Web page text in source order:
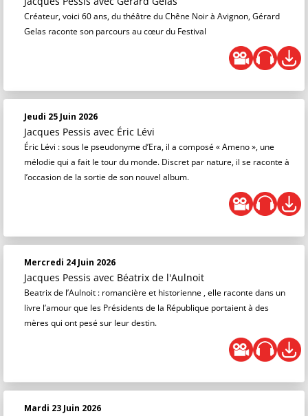
Créateur, voici 60 ans, du théâtre du Chêne Noir à Avignon, Gérard
Gelas raconte son parcours au cœur du Festival
Jeudi 25 Juin 2026
Jacques Pessis avec Éric Lévi
Éric Lévi : sous le pseudonyme d’Era, il a composé « Ameno », une
mélodie qui a fait le tour du monde. Discret par nature, il se raconte à
l’occasion de la sortie de son nouvel album.
Mercredi 24 Juin 2026
Jacques Pessis avec Béatrix de l'Aulnoit
Beatrix de l’Aulnoit : romancière et historienne , elle raconte dans un
livre l’amour que les Présidents de la République portaient à des
mères qui ont pesé sur leur destin.
Mardi 23 Juin 2026